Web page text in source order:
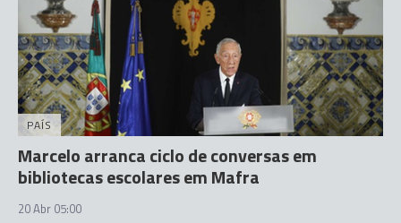
PAÍS
Marcelo arranca ciclo de conversas em
bibliotecas escolares em Mafra
20 Abr 05:00